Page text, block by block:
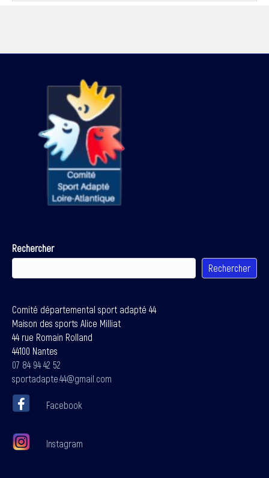
Rechercher
Rechercher
Comité départemental sport adapté 44
Maison des sports Alice Milliat
44 rue Romain Rolland
44100 Nantes
07 84 94 42 52
sportadapte.44@gmail.com
Facebook
Instagram